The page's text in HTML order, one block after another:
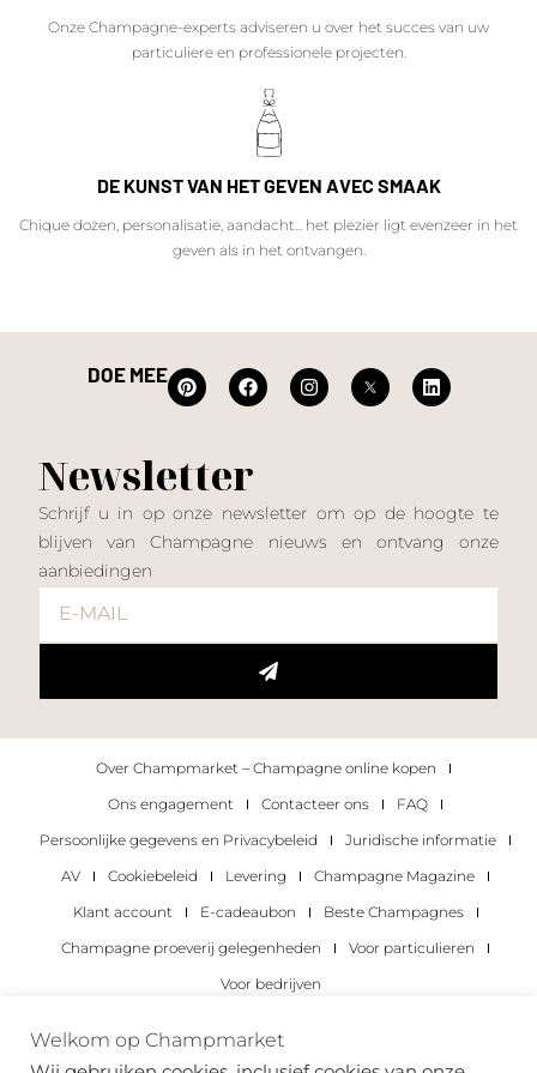
Onze Champagne-experts adviseren u over het succes van uw
particuliere en professionele projecten.
DE KUNST VAN HET GEVEN AVEC SMAAK
Chique dozen, personalisatie, aandacht... het plezier ligt evenzeer in het
geven als in het ontvangen.
DOE MEE
Newsletter
Schrijf u in op onze newsletter om op de hoogte te
blijven van Champagne nieuws en ontvang onze
aanbiedingen
Over Champmarket – Champagne online kopen
Ons engagement
Contacteer ons
FAQ
Persoonlijke gegevens en Privacybeleid
Juridische informatie
AV
Cookiebeleid Levering
Champagne Magazine
Klant account
E-cadeaubon
Beste Champagnes
Champagne proeverij gelegenheden
Voor particulieren
Voor bedrijven
Copyright 2022 © alle rechten voorbehouden.
Welkom op Champmarket